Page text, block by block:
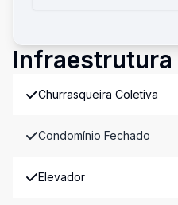
Infraestrutura
Churrasqueira Coletiva
Condomínio Fechado
Elevador